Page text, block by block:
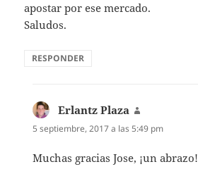
apostar por ese mercado.
Saludos.
RESPONDER
Erlantz Plaza
5 septiembre, 2017 a las 5:49 pm
Muchas gracias Jose, ¡un abrazo!